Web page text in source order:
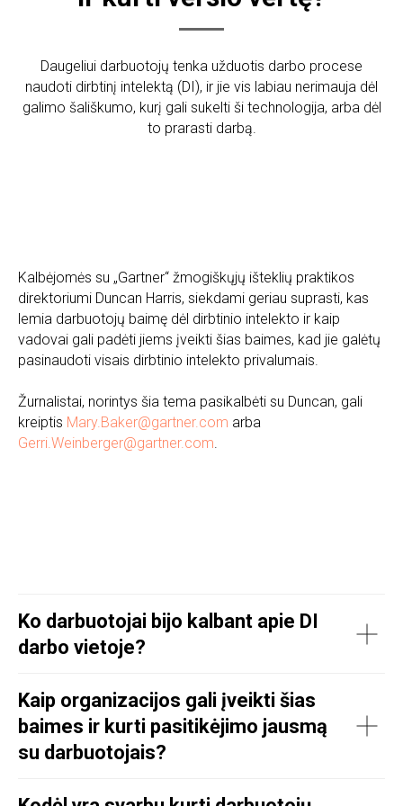
Daugeliui darbuotojų tenka užduotis darbo procese
naudoti dirbtinį intelektą (DI), ir jie vis labiau nerimauja dėl
galimo šališkumo, kurį gali sukelti ši technologija, arba dėl
to prarasti darbą.
Kalbėjomės su „Gartner“ žmogiškųjų išteklių praktikos
direktoriumi Duncan Harris, siekdami geriau suprasti, kas
lemia darbuotojų baimę dėl dirbtinio intelekto ir kaip
vadovai gali padėti jiems įveikti šias baimes, kad jie galėtų
pasinaudoti visais dirbtinio intelekto privalumais.
Žurnalistai, norintys šia tema pasikalbėti su Duncan, gali
kreiptis Mary.Baker@gartner.com arba
Gerri.Weinberger@gartner.com.
Ko darbuotojai bijo kalbant apie DI
darbo vietoje?
Kaip organizacijos gali įveikti šias
baimes ir kurti pasitikėjimo jausmą
su darbuotojais?